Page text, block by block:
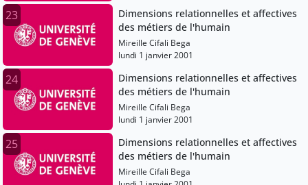
23
Dimensions relationnelles et affectives
des métiers de l'humain
Mireille Cifali Bega
lundi 1 janvier 2001
24
Dimensions relationnelles et affectives
des métiers de l'humain
Mireille Cifali Bega
lundi 1 janvier 2001
25
Dimensions relationnelles et affectives
des métiers de l'humain
Mireille Cifali Bega